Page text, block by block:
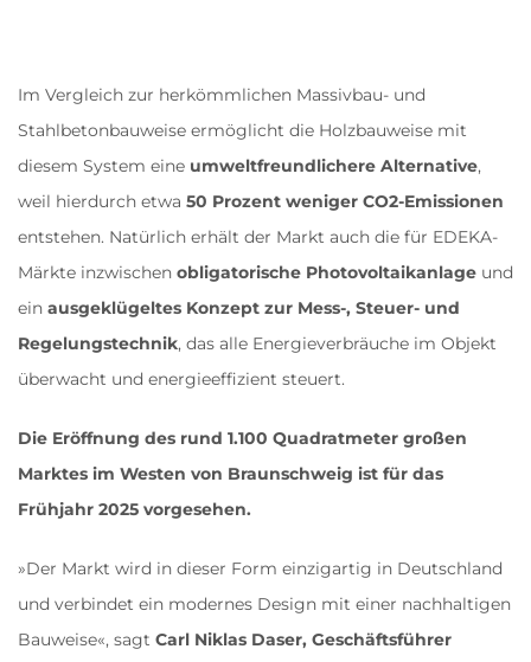
Im Vergleich zur herkömmlichen Massivbau- und
Stahlbetonbauweise ermöglicht die Holzbauweise mit
diesem System eine umweltfreundlichere Alternative,
weil hierdurch etwa 50 Prozent weniger CO2-Emissionen
entstehen. Natürlich erhält der Markt auch die für EDEKA-
Märkte inzwischen obligatorische Photovoltaikanlage und
ein ausgeklügeltes Konzept zur Mess-, Steuer- und
Regelungstechnik, das alle Energieverbräuche im Objekt
überwacht und energieeffizient steuert.
Die Eröffnung des rund 1.100 Quadratmeter großen
Marktes im Westen von Braunschweig ist für das
Frühjahr 2025 vorgesehen.
»Der Markt wird in dieser Form einzigartig in Deutschland
und verbindet ein modernes Design mit einer nachhaltigen
Bauweise«, sagt Carl Niklas Daser, Geschäftsführer